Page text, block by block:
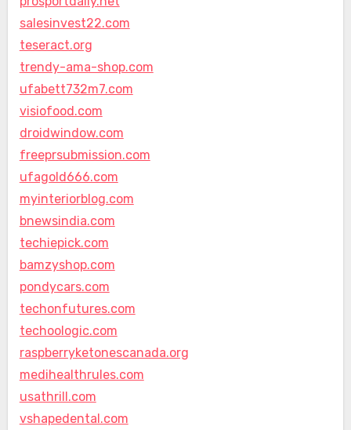
salesinvest22.com
teseract.org
trendy-ama-shop.com
ufabett732m7.com
visiofood.com
droidwindow.com
freeprsubmission.com
ufagold666.com
myinteriorblog.com
bnewsindia.com
techiepick.com
bamzyshop.com
pondycars.com
techonfutures.com
techoologic.com
raspberryketonescanada.org
medihealthrules.com
usathrill.com
vshapedental.com